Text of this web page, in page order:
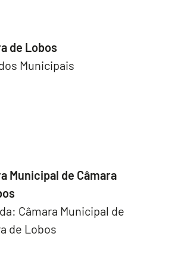
de Lobos
Municipais
Municipal de Câmara
Câmara Municipal de
de Lobos